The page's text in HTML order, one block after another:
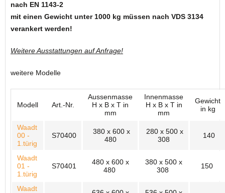
nach EN 1143-2
mit einen Gewicht unter 1000 kg müssen nach VDS 3134
verankert werden!
Weitere Ausstattungen auf Anfrage!
weitere Modelle
Modell Art.-Nr.
Aussenmasse
H x B x T in
mm
Innenmasse
H x B x T in
mm
Gewicht
in kg
Waadt
00 -
1.türig
S70400
380 x 600 x
480
280 x 500 x
308
140
Waadt
01 -
1.türig
S70401
480 x 600 x
480
380 x 500 x
308
150
Waadt